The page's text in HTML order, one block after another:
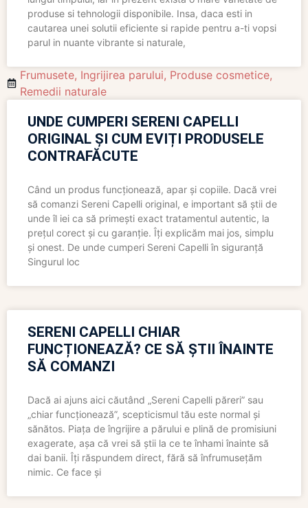
produse si tehnologii disponibile. Insa, daca esti in
cautarea unei solutii eficiente si rapide pentru a-ti vopsi
parul in nuante vibrante si naturale,
Frumusete, Ingrijirea parului, Produse cosmetice,
Remedii naturale
UNDE CUMPERI SERENI CAPELLI
ORIGINAL ȘI CUM EVIȚI PRODUSELE
CONTRAFĂCUTE
Când un produs funcționează, apar și copiile. Dacă vrei
să comanzi Sereni Capelli original, e important să știi de
unde îl iei ca să primești exact tratamentul autentic, la
prețul corect și cu garanție. Îți explicăm mai jos, simplu
și onest. De unde cumperi Sereni Capelli în siguranță
Singurul loc
SERENI CAPELLI CHIAR
FUNCȚIONEAZĂ? CE SĂ ȘTII ÎNAINTE
SĂ COMANZI
Dacă ai ajuns aici căutând „Sereni Capelli păreri” sau
„chiar funcționează”, scepticismul tău este normal și
sănătos. Piața de îngrijire a părului e plină de promisiuni
exagerate, așa că vrei să știi la ce te înhami înainte să
dai banii. Îți răspundem direct, fără să înfrumusețăm
nimic. Ce face și